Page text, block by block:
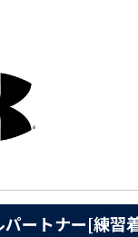
パートナー[練習